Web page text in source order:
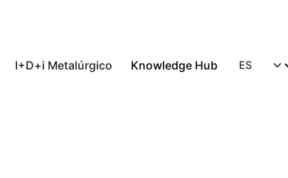
I+D+i Metalúrgico Knowledge Hub